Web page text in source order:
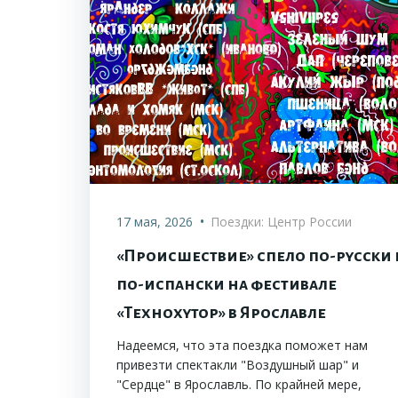
17 мая, 2026 • Поездки: Центр России
«Происшествие» спело по-русски
по-испански на фестивале
«Технохутор» в Ярославле
Надеемся, что эта поездка поможет нам
привезти спектакли "Воздушный шар" и
"Сердце" в Ярославль. По крайней мере,